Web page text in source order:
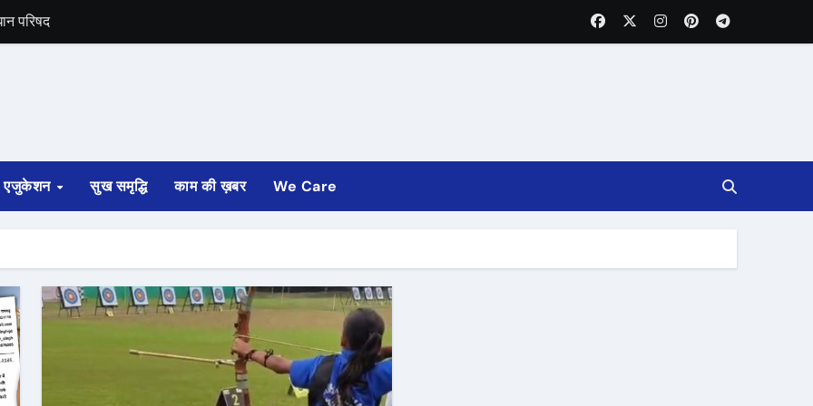
परिषद
एजुकेशन सुख समृद्धि काम की ख़बर We Care